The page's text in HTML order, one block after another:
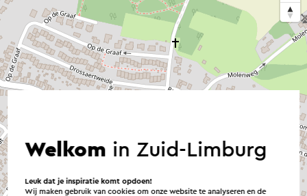
Welkom in Zuid-Limburg
Leuk dat je inspiratie komt opdoen!
Wij maken gebruik van cookies om onze website te analyseren en de